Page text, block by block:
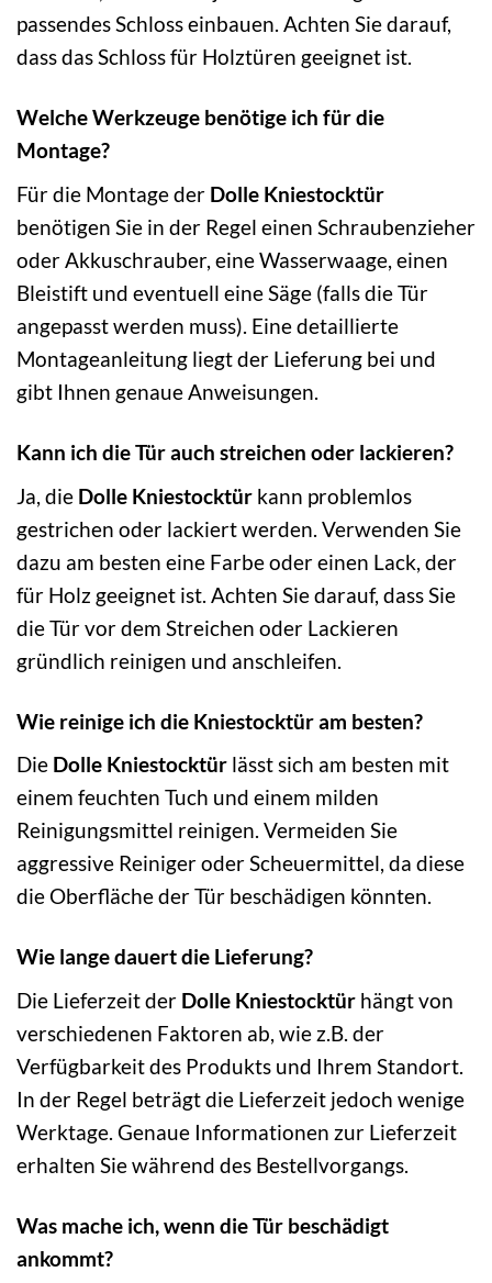
passendes Schloss einbauen. Achten Sie darauf,
dass das Schloss für Holztüren geeignet ist.
Welche Werkzeuge benötige ich für die
Montage?
Für die Montage der Dolle Kniestocktür
benötigen Sie in der Regel einen Schraubenzieher
oder Akkuschrauber, eine Wasserwaage, einen
Bleistift und eventuell eine Säge (falls die Tür
angepasst werden muss). Eine detaillierte
Montageanleitung liegt der Lieferung bei und
gibt Ihnen genaue Anweisungen.
Kann ich die Tür auch streichen oder lackieren?
Ja, die Dolle Kniestocktür kann problemlos
gestrichen oder lackiert werden. Verwenden Sie
dazu am besten eine Farbe oder einen Lack, der
für Holz geeignet ist. Achten Sie darauf, dass Sie
die Tür vor dem Streichen oder Lackieren
gründlich reinigen und anschleifen.
Wie reinige ich die Kniestocktür am besten?
Die Dolle Kniestocktür lässt sich am besten mit
einem feuchten Tuch und einem milden
Reinigungsmittel reinigen. Vermeiden Sie
aggressive Reiniger oder Scheuermittel, da diese
die Oberfläche der Tür beschädigen könnten.
Wie lange dauert die Lieferung?
Die Lieferzeit der Dolle Kniestocktür hängt von
verschiedenen Faktoren ab, wie z.B. der
Verfügbarkeit des Produkts und Ihrem Standort.
In der Regel beträgt die Lieferzeit jedoch wenige
Werktage. Genaue Informationen zur Lieferzeit
erhalten Sie während des Bestellvorgangs.
Was mache ich, wenn die Tür beschädigt
ankommt?